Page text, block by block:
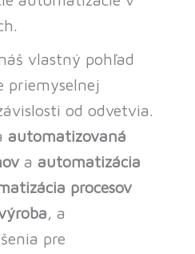
vlastný pohľad
priemyselnej
od odvetvia.
automatizovaná
aautomatizácia
procesov
, a
pre